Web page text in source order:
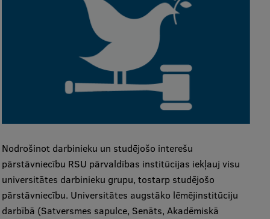
Nodrošinot darbinieku un studējošo interešu
pārstāvniecību RSU pārvaldības institūcijas iekļauj visu
universitātes darbinieku grupu, tostarp studējošo
pārstāvniecību. Universitātes augstāko lēmējinstitūciju
darbībā (Satversmes sapulce, Senāts, Akadēmiskā